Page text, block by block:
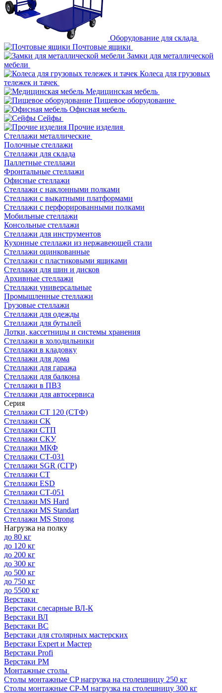
Оборудование для склада
Почтовые ящики
Замки для металлической
мебели
Колеса для грузовых
тележек и тачек
Медицинская мебель
Пищевое оборудование
Офисная мебель
Сейфы
Прочие изделия
Стеллажи металлические
Полочные стеллажи
Стеллажи для склада
Паллетные стеллажи
Фронтальные стеллажи
Офисные стеллажи
Стеллажи с наклонными полками
Стеллажи с выкатными платформами
Стеллажи с перфорированными полками
Мобильные стеллажи
Консольные стеллажи
Стеллажи для инструментов
Кухонные стеллажи из нержавеющей стали
Стеллажи оцинкованные
Стеллажи с пластиковыми ящиками
Стеллажи для шин и дисков
Архивные стеллажи
Стеллажи универсальные
Промышленные стеллажи
Грузовые стеллажи
Стеллажи для одежды
Стеллажи для бутылей
Лотки, кассетницы и системы хранения
Стеллажи в холодильники
Стеллажи в кладовку
Стеллажи для дома
Стеллажи для гаража
Стеллажи для балкона
Стеллажи в ПВЗ
Стеллажи для автосервиса
Серия
Стеллажи СТ 120 (СТФ)
Стеллажи СК
Стеллажи СТП
Стеллажи СКУ
Стеллажи МКФ
Стеллажи СТ-031
Стеллажи SGR (СГР)
Стеллажи СТ
Стеллажи ESD
Стеллажи СТ-051
Стеллажи MS Hard
Стеллажи MS Standart
Стеллажи MS Strong
Нагрузка на полку
до 80 кг
до 120 кг
до 200 кг
до 300 кг
до 500 кг
до 750 кг
до 5500 кг
Верстаки
Верстаки слесарные ВЛ-К
Верстаки ВЛ
Верстаки ВС
Верстаки для столярных мастерских
Верстаки Expert и Мастер
Верстаки Profi
Верстаки РМ
Монтажные столы
Столы монтажные СP нагрузка на столешницу 250 кг
Столы монтажные СР-М нагрузка на столешницу 300 кг